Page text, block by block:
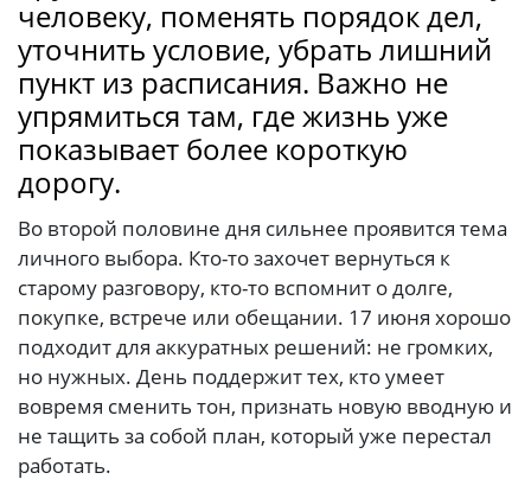
человеку, поменять порядок дел,
уточнить условие, убрать лишний
пункт из расписания. Важно не
упрямиться там, где жизнь уже
показывает более короткую
дорогу.
Во второй половине дня сильнее проявится тема
личного выбора. Кто-то захочет вернуться к
старому разговору, кто-то вспомнит о долге,
покупке, встрече или обещании. 17 июня хорошо
подходит для аккуратных решений: не громких,
но нужных. День поддержит тех, кто умеет
вовремя сменить тон, признать новую вводную и
не тащить за собой план, который уже перестал
работать.